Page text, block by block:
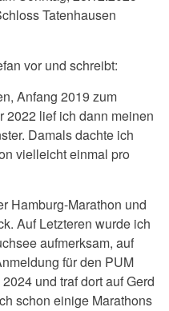
Tatenhausen
vor und schreibt:
Anfang 2019 zum
2022 lief ich dann meinen
Damals dachte ich
vielleicht einmal pro
Hamburg-Marathon und
Auf Letzteren wurde ich
aufmerksam, auf
für den PUM
und traf dort auf Gerd
schon einige Marathons